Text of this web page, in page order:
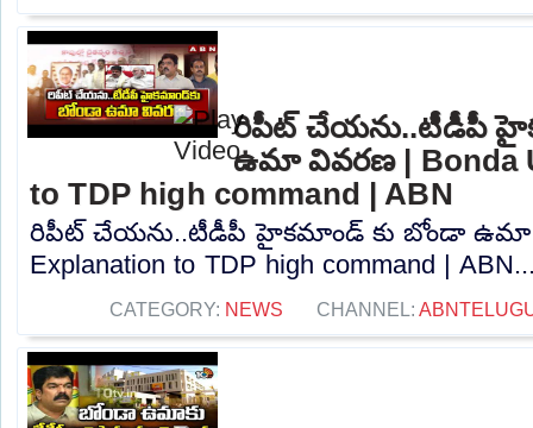
రిపీట్ చేయను..టీడీపీ
ఉమా వివరణ | Bonda
to TDP high command | ABN
రిపీట్ చేయను..టీడీపీ హైకమాండ్ కు బోండా ఉమా
Explanation to TDP high command |
CATEGORY: NEWS CHANNEL: